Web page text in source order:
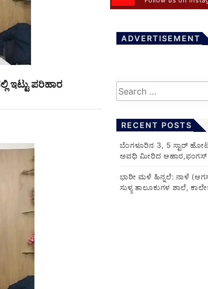
ಇಟ್ಟು ಪರಿಹಾರ
ADVERTISEMENT
RECENT POSTS
​ಬೆಂಗಳೂರಿನ 3, 5 ಸ್ಟಾರ್
ಅವಧಿ ಮೀರಿದ ಆಹಾರ,ಫಂಗಸ್
​ಭಾರೀ ಮಳೆ ಹಿನ್ನಲೆ: ನಾಳೆ
ಸುಳ್ಯ ತಾಲೂಕುಗಳ ಶಾಲೆ,